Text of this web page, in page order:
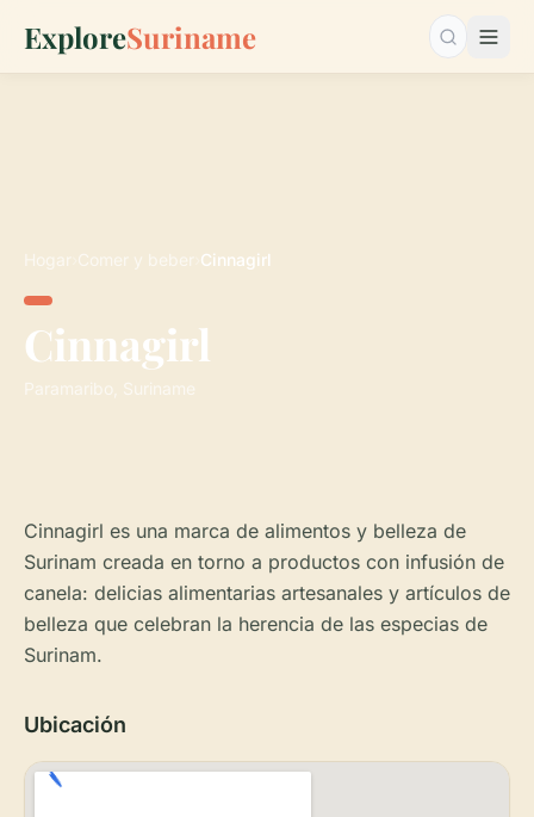
ExploreSuriname Buscar…
Hogar Comer y beber Cinnagirl
Cinnagirl
Paramaribo, Suriname
Cinnagirl es una marca de alimentos y belleza de
Surinam creada en torno a productos con infusión de
canela: delicias alimentarias artesanales y artículos de
belleza que celebran la herencia de las especias de
Surinam.
Ubicación